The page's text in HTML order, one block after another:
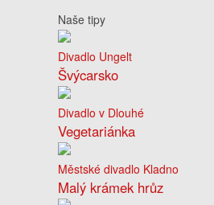
Naše tipy
Divadlo Ungelt
Švýcarsko
Divadlo v Dlouhé
Vegetariánka
Městské divadlo Kladno
Malý krámek hrůz